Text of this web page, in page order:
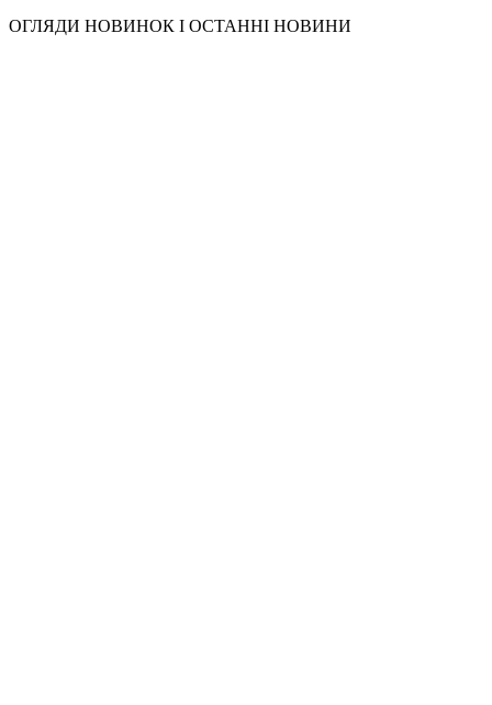
ОГЛЯДИ НОВИНОК І ОСТАННІ НОВИНИ